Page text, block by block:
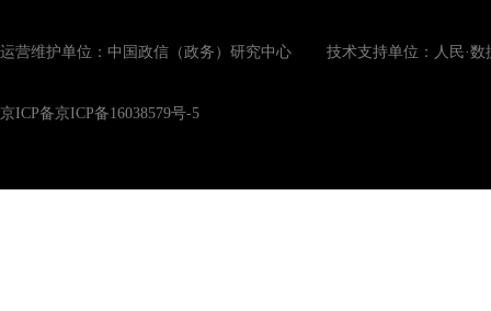
运营维护单位：中国政信（政务）研究中心 技术支持单位：人民·数
京ICP备京ICP备16038579号-5